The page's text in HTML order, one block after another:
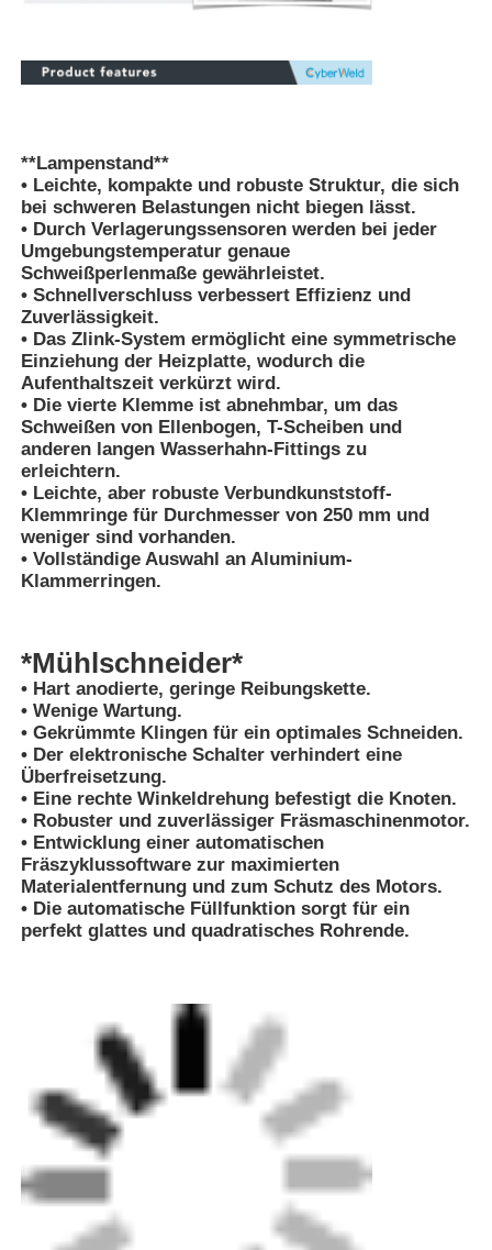
Schweißmaschine zur Schmelzschweißmaschine
Maschine zum Schweißen von Rohrrücken
Elektrofusionsbefestigungen
Ausrüstung für Spitzen
Übergangsfittings
Schweißmaschinen für Elektrofusionsschweißen
Elektrofusionswerkzeuge
Zubehör für Butt Fusion
Manuelle Extrudermaschine
CNC-Stumpfschweißmaschine
**Lampenstand**
• Leichte, kompakte und robuste Struktur, die sich
bei schweren Belastungen nicht biegen lässt.
• Durch Verlagerungssensoren werden bei jeder
Umgebungstemperatur genaue
Schweißperlenmaße gewährleistet.
• Schnellverschluss verbessert Effizienz und
Zuverlässigkeit.
• Das Zlink-System ermöglicht eine symmetrische
Einziehung der Heizplatte, wodurch die
Aufenthaltszeit verkürzt wird.
• Die vierte Klemme ist abnehmbar, um das
Schweißen von Ellenbogen, T-Scheiben und
anderen langen Wasserhahn-Fittings zu
erleichtern.
• Leichte, aber robuste Verbundkunststoff-
Klemmringe für Durchmesser von 250 mm und
weniger sind vorhanden.
• Vollständige Auswahl an Aluminium-
Klammerringen.
*Mühlschneider*
• Hart anodierte, geringe Reibungskette.
• Wenige Wartung.
• Gekrümmte Klingen für ein optimales Schneiden.
• Der elektronische Schalter verhindert eine
Überfreisetzung.
• Eine rechte Winkeldrehung befestigt die Knoten.
• Robuster und zuverlässiger Fräsmaschinenmotor.
• Entwicklung einer automatischen
Fräszyklussoftware zur maximierten
Materialentfernung und zum Schutz des Motors.
• Die automatische Füllfunktion sorgt für ein
perfekt glattes und quadratisches Rohrende.